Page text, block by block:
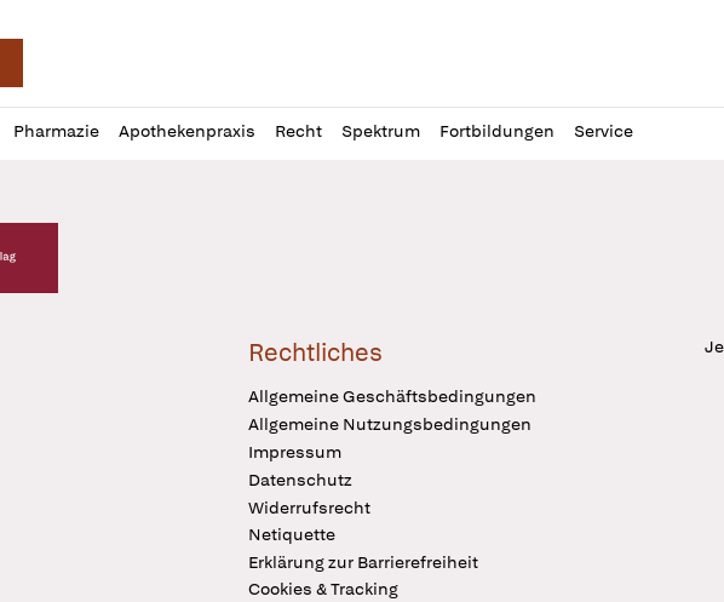
Pharmazie Apothekenpraxis Recht Spektrum Fortbildungen Service
Verlag Logo
Rechtliches
Allgemeine Geschäftsbedingungen
Allgemeine Nutzungsbedingungen
Impressum
Datenschutz
Widerrufsrecht
Netiquette
Erklärung zur Barrierefreiheit
Cookies & Tracking